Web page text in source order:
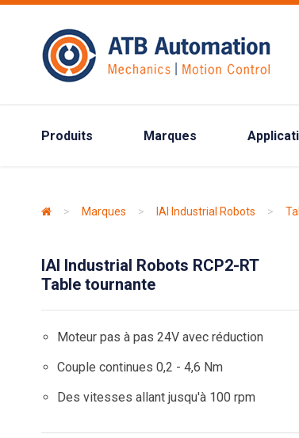
Produits Marques
> Marques > IAI Industrial Robots >
IAI Industrial Robots RCP2-RT
Table tournante
Moteur pas à pas 24V avec réduction
Couple continues 0,2 - 4,6 Nm
Des vitesses allant jusqu'à 100 rpm